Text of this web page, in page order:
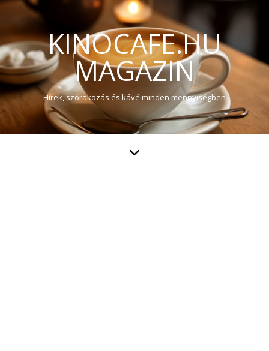
KINOCAFE.HU
MAGAZIN
Hírek, szórakozás és kávé minden mennyiségben